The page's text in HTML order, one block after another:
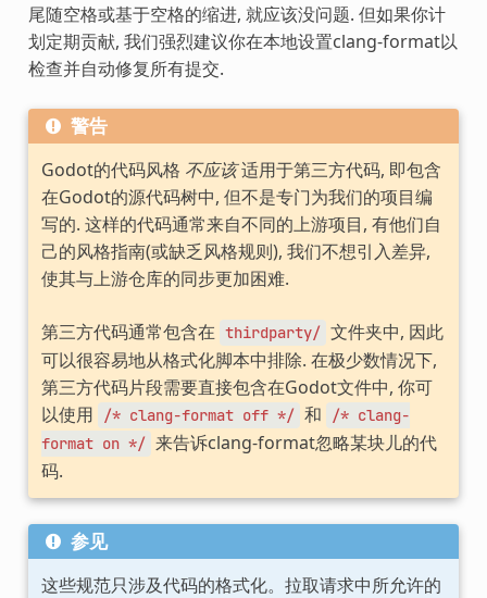
尾随空格或基于空格的缩进, 就应该没问题. 但如果你计
划定期贡献, 我们强烈建议你在本地设置clang-format以
检查并自动修复所有提交.
警告
Godot的代码风格 不应该适用于第三方代码, 即包含
在Godot的源代码树中, 但不是专门为我们的项目编
写的. 这样的代码通常来自不同的上游项目, 有他们自
己的风格指南(或缺乏风格规则), 我们不想引入差异,
使其与上游仓库的同步更加困难.
第三方代码通常包含在 thirdparty/ 文件夹中, 因此
可以很容易地从格式化脚本中排除. 在极少数情况下,
第三方代码片段需要直接包含在Godot文件中, 你可
以使用
/* clang-format off */ 和 /* clang-
format on */ 来告诉clang-format忽略某块儿的代
码.
参见
这些规范只涉及代码的格式化。拉取请求中所允许的